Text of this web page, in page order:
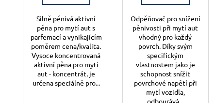
Silně pěnivá aktivní
pěna pro mytí aut s
parfemací a vynikajícím
poměrem cena/kvalita.
Vysoce koncentrovaná
aktivní pěna pro myti
aut - koncentrát, je
určena speciálně pro...
Odpěňovač pro snížení
pěnivosti při mytí aut
vhodný pro každý
povrch. Díky svým
specifickým
vlastnostem jako je
schopnost snížit
povrchové napětí při
mytí vozidla,
odbourává...